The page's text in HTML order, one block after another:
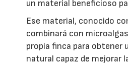
un material beneficioso
Ese material, conocido
combinará con
propia finca para obtener
natural capaz de mejorar